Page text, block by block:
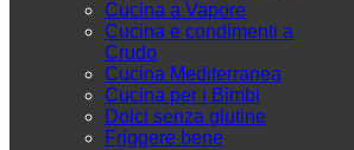
Cucina a Vapore
Cucina e condimenti a
Crudo
Cucina Mediterranea
Cucina per i Bimbi
Dolci senza glutine
Friggere bene